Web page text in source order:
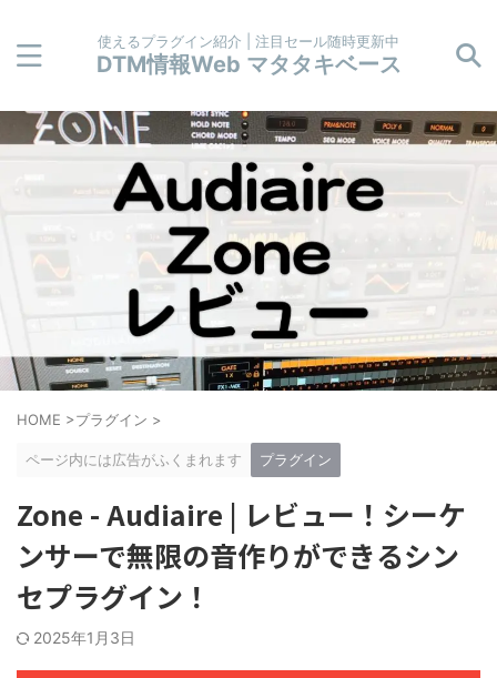
使えるプラグイン紹介 | 注目セール随時更新中
DTM情報Web マタタキベース
HOME >プラグイン >
ページ内には広告がふくまれます プラグイン
Zone - Audiaire | レビュー！シーケ
ンサーで無限の音作りができるシン
セプラグイン！
2025年1月3日